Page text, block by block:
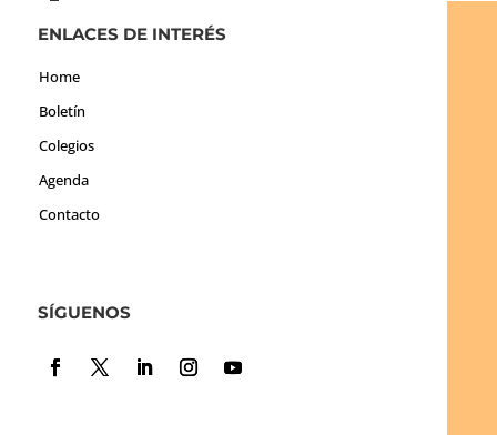
ENLACES DE INTERÉS
Home
Boletín
Colegios
Agenda
Contacto
SÍGUENOS